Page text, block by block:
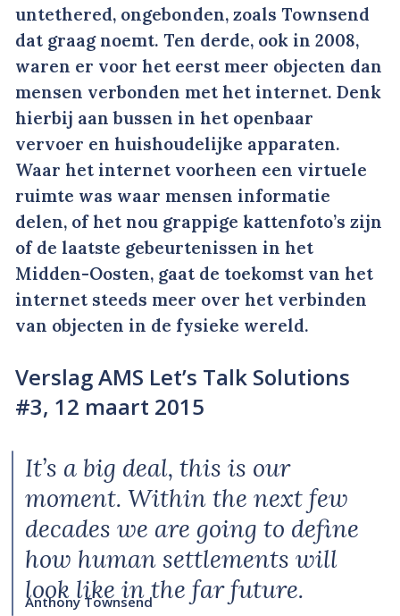
untethered, ongebonden, zoals Townsend
dat graag noemt. Ten derde, ook in 2008,
waren er voor het eerst meer objecten dan
mensen verbonden met het internet. Denk
hierbij aan bussen in het openbaar
vervoer en huishoudelijke apparaten.
Waar het internet voorheen een virtuele
ruimte was waar mensen informatie
delen, of het nou grappige kattenfoto’s zijn
of de laatste gebeurtenissen in het
Midden-Oosten, gaat de toekomst van het
internet steeds meer over het verbinden
van objecten in de fysieke wereld.
Verslag AMS Let’s Talk Solutions
#3, 12 maart 2015
It’s a big deal, this is our
moment. Within the next few
decades we are going to define
how human settlements will
look like in the far future.
Anthony Townsend